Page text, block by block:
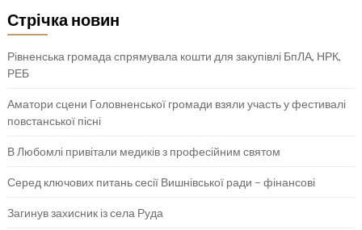
Стрічка новин
Рівненська громада спрямувала кошти для закупівлі БпЛА, НРК,
РЕБ
Аматори сцени Головненської громади взяли участь у фестивалі
повстанської пісні
В Любомлі привітали медиків з професійним святом
Серед ключових питань сесії Вишнівської ради – фінансові
Загинув захисник із села Руда